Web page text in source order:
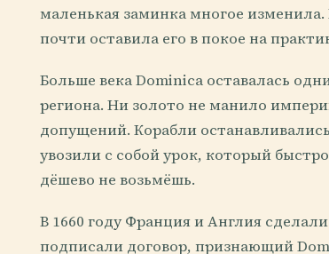
маленькая заминка многое
почти оставила его в покое на
Больше века Dominica оставалась
региона. Ни золото не манило
допущений. Корабли
увозили с собой урок, который
дёшево не возьмёшь.
В 1660 году Франция и Англия
подписали договор, признающий